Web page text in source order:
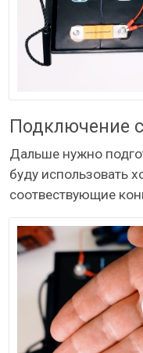
Подключение
Дальше нужно
буду использовать
соотвествующие